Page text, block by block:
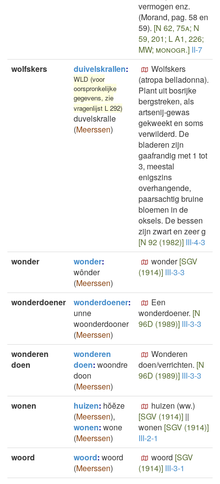
vermogen enz.
(Morand, pag. 58 en
59). [N 62, 75a; N
59, 201; L A1, 226;
MW; monogr.] II-7
wolfskers
duivelskrallen:
WLD (voor
oorspronkelijke
gegevens, zie
vragenlijst L 292)
duvelskralle
(Meerssen)
Wolfskers
(atropa belladonna).
Plant uit bosrijke
bergstreken, als
artsenij-gewas
gekweekt en soms
verwilderd. De
bladeren zijn
gaafrandig met 1 tot
3, meestal
enigszins
overhangende,
paarsachtig bruine
bloemen in de
oksels. De bessen
zijn zwart en zeer g
[N 92 (1982)] III-4-3
wonder
wonder:
wônder
(Meerssen)
wonder[SGV
(1914)] III-3-3
wonderdoener wonderdoener:
unne
woonderdooner
(Meerssen)
Een
wonderdoener. [N
96D (1989)] III-3-3
wonderen
doen
wonderen
doen: woondre
doon
(Meerssen)
Wonderen
doen/verrichten. [N
96D (1989)] III-3-3
wonen huizen: hŏĕze
(Meerssen),
wonen: wone
(Meerssen)
huizen (ww.)
[SGV (1914)] ||
wonen [SGV (1914)]
III-2-1
woord
woord: woord
(Meerssen)
woord [SGV
(1914)] III-3-1